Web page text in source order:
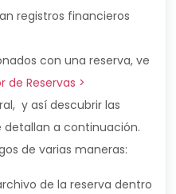
registros financieros
con una reserva, ve
de Reservas >
y así descubrir las
detallan a continuación.
de varias maneras:
de la reserva dentro